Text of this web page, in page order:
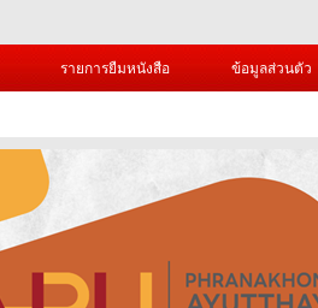
รายการยืมหนังสือ ข้อมูลส่วนตัว